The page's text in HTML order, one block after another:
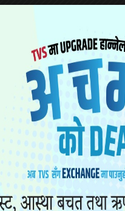
साँझ नै प्रहरीले
भित्ता फोडेर